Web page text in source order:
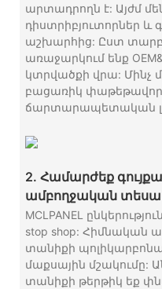
արտադրողն է: Այժմ
դիստրիբյուտորներ և
աշխարհից: Ըստ
առաջարկում ենք
կտրվածքի վրա: Մինչ
բացառիկ
ճարտարապետական
2. Համարժեք
ամբողջական
MCLPANEL
stop shop: Հիմնական
տանիքի
մաքսային մշակումը:
տանիքի թերթիկ եք